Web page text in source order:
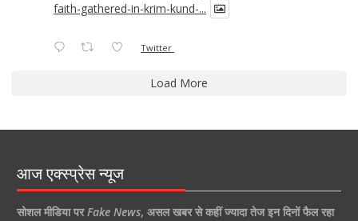
faith-gathered-in-krim-kund-...
Twitter
Load More
आज एक्स्प्रेस न्यूज
सोशल मीडिया परFake News, असल खबर से कहीं ज्यादा तेज इन दिनों फैल रहा